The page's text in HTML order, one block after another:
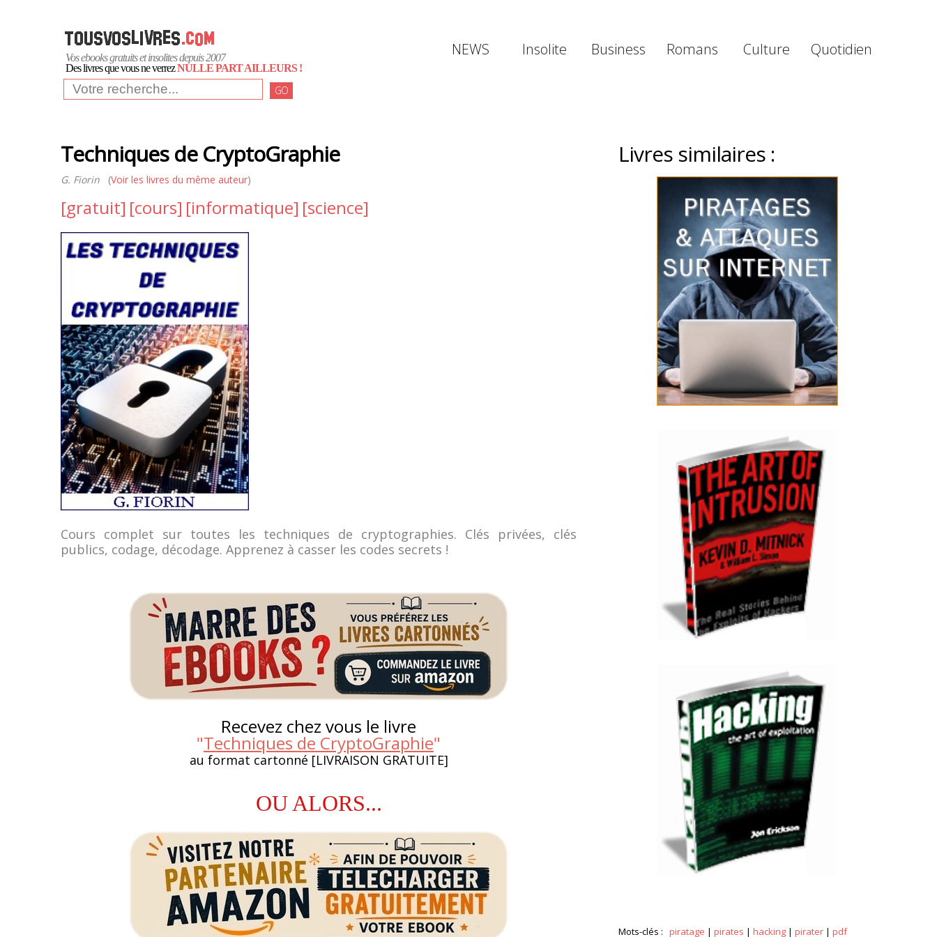
Vos ebooks gratuits et insolites depuis 2007
Des livres que vous ne verrezNULLE PART AILLEURS !
GO
NEWS Insolite Business Romans Culture Quotidien
Techniques de CryptoGraphie
G. Fiorin (Voir les livres du même auteur)
[gratuit] [cours] [informatique] [science]
Cours complet sur toutes les techniques de cryptographies. Clés privées, clés
publics, codage, décodage. Apprenez à casser les codes secrets !
Recevez chez vous le livre
"Techniques de CryptoGraphie"
au format cartonné [LIVRAISON GRATUITE]
OU ALORS...
Livres similaires :
Mots-clés : piratage | pirates | hacking | pirater | pdf